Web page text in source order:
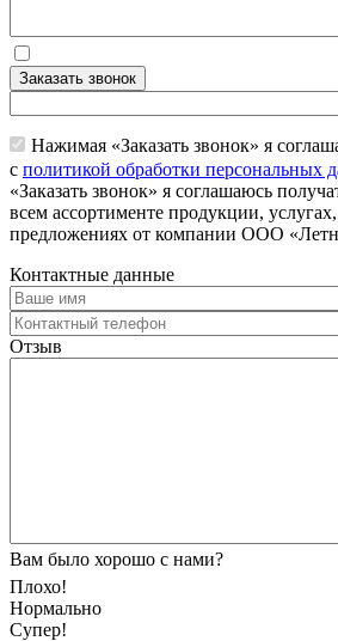
Заказать звонок
Нажимая «Заказать звонок» я
с политикой обработки персональных
«Заказать звонок» я соглашаюсь
всем ассортименте продукции,
предложениях от компании ООО
Контактные данные
Отзыв
Вам было хорошо с нами?
Плохо!
Нормально
Супер!